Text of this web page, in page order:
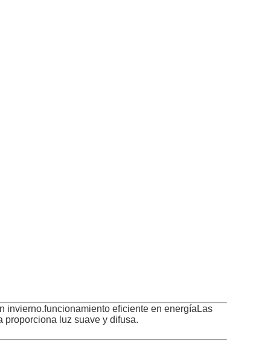
invierno.funcionamiento eficiente en energíaLas
proporciona luz suave y difusa.